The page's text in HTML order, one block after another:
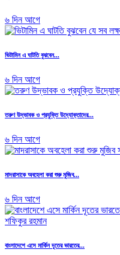
৬ দিন আগে
ভিটামিন এ ঘাটতি বুঝবেন...
৬ দিন আগে
তরুণ উদ্ভাবক ও প্রযুক্তি উদ্যোক্তাদের...
৬ দিন আগে
মাদরাসাকে অবহেলা করা শুরু মুজিব...
৬ দিন আগে
বাংলাদেশে এসে মার্কিন দূতের ভারতের...